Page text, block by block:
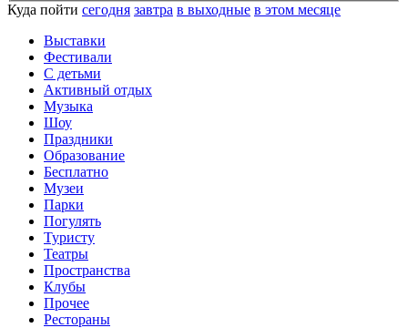
Куда пойти сегодня завтра в выходные в этом месяце
Выставки
Фестивали
С детьми
Активный отдых
Музыка
Шоу
Праздники
Образование
Бесплатно
Музеи
Парки
Погулять
Туристу
Театры
Пространства
Клубы
Прочее
Рестораны